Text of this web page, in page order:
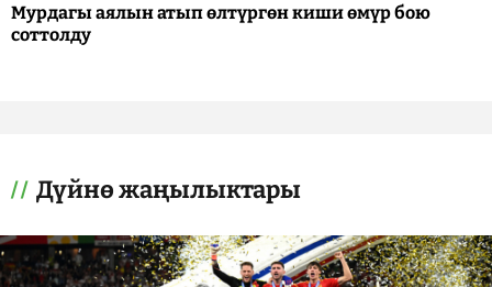
Мурдагы аялын атып өлтүргөн киши өмүр бою
соттолду
Дүйнө жаңылыктары